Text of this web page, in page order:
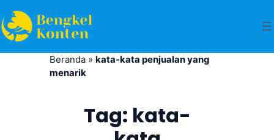
Beranda» kata-kata penjualan yang
menarik
Tag: kata-